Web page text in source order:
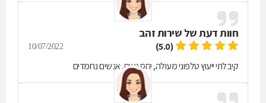
חוות דעת של שירות זהב
(5.0)
10/07/2022
קיבלתי ייעוץ טלפוני מעולה, יחס נעים, אנשים נחמדים